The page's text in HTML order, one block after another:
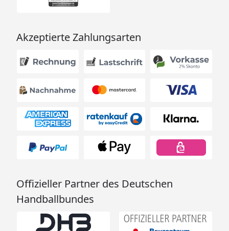
Akzeptierte Zahlungsarten
Offizieller Partner des Deutschen
Handballbundes